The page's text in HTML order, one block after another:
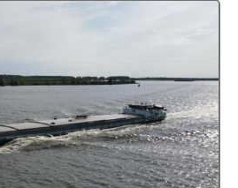
Mededinger